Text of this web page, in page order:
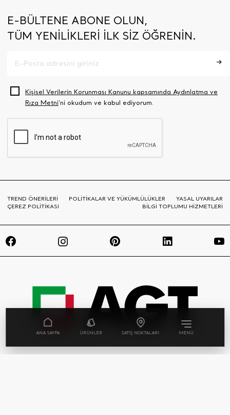
ANA SAYFA ÜRÜNLER SATIŞ NOKTALARI MENÜ
E-BÜLTENE ABONE OLUN,
TÜM YENİLİKLERİ İLK SİZ ÖĞRENİN.
Kişisel Verilerin Korunması Kanunu kapsamında Aydınlatma ve
Rıza Metni‘ni okudum ve kabul ediyorum.
TREND ÖNERİLERİ POLİTİKALAR VE YÜKÜMLÜLÜKLER
YASAL UYARILAR
ÇEREZ POLİTİKASI
BİLGİ TOPLUMU HİZMETLERİ